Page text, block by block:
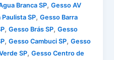
Branca SP,Gesso AV
SP,Gesso Barra
,Gesso Brás SP,Gesso
,Gesso Cambuci SP,Gesso
SP,Gesso Centro de